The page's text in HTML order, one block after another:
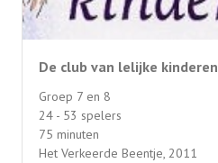
De club van lelijke kinderen
Groep 7 en 8
24 - 53 spelers
75 minuten
Het Verkeerde Beentje, 2011